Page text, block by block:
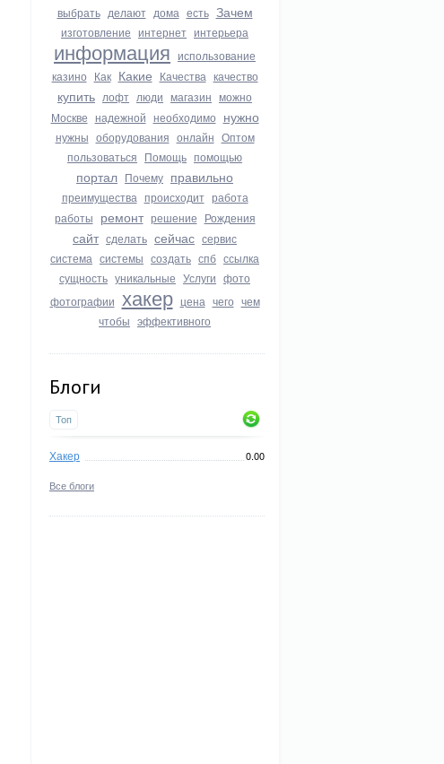
выбрать делают дома есть Зачем
изготовление интернет интерьера
информация использование
казино Как Какие Качества качество
купить лофт люди магазин можно
Москве надежной необходимо нужно
нужны оборудования онлайн Оптом
пользоваться Помощь помощью
портал Почему правильно
преимущества происходит работа
работы ремонт решение Рождения
сайт сделать сейчас сервис
система системы создать спб ссылка
сущность уникальные Услуги фото
фотографии хакер цена чего чем
чтобы эффективного
Блоги
Топ
Хакер 0.00
Все блоги